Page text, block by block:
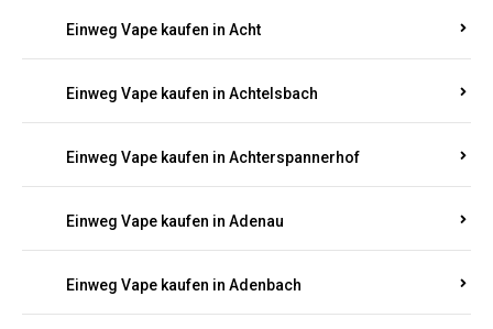
Einweg Vape kaufen in Acht
Einweg Vape kaufen in Achtelsbach
Einweg Vape kaufen in Achterspannerhof
Einweg Vape kaufen in Adenau
Einweg Vape kaufen in Adenbach